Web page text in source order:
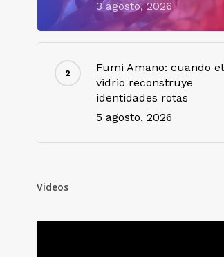
3 agosto, 2026
Fumi Amano: cuando el
vidrio reconstruye
identidades rotas
5 agosto, 2026
Videos